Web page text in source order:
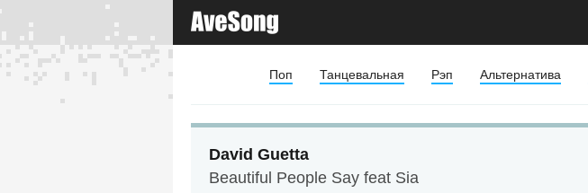
Поп Танцевальная Рэп Альтернатива
David Guetta
Beautiful People Say feat Sia